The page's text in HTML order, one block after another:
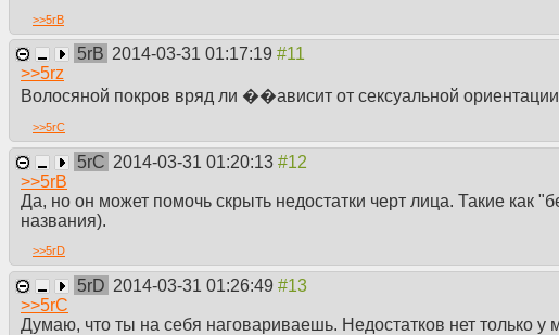
>>5rB
5rB 2014-03-31 01:17:19
>>5rz
Волосяной покров вряд ли ��ависит от сексуальной
>>5rC
5rC 2014-03-31 01:20:13
>>5rB
Да, но он может помочь скрыть недостатки черт лица. Такие как
названия).
>>5rD
5rD 2014-03-31 01:26:49
>>5rC
Думаю, что ты на себя наговариваешь. Недостатков нет только у